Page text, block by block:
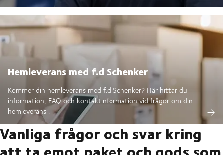
Hemleverans med f.d Schenker
Kommer din hemleverans med f.d Schenker? Här hittar du
information, FAQ och kontaktinformation vid frågor om din
hemleverans .
Vanliga frågor och svar kring